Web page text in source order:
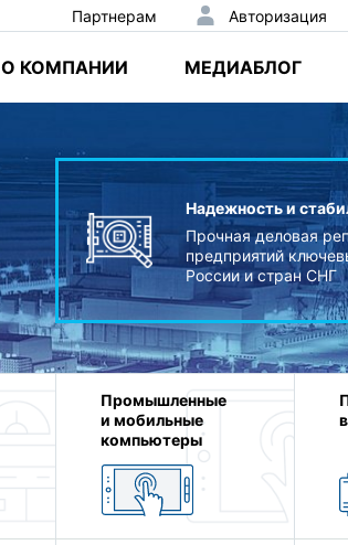
Партнерам Авторизация
О КОМПАНИИ МЕДИАБЛОГ
Надежность и
Прочная деловая
предприятий
России и стран СНГ
Промышленные
и мобильные
компьютеры